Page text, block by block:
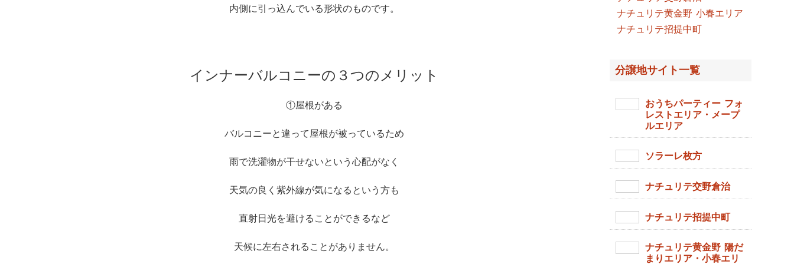
内側に引っ込んでいる形状のものです。
インナーバルコニーの３つのメリット
①屋根がある
バルコニーと違って屋根が被っているため
雨で洗濯物が干せないという心配がなく
天気の良く紫外線が気になるという方も
直射日光を避けることができるなど
天候に左右されることがありません。
ナチュリテ黄金野 小春エリア
ナチュリテ招提中町
分譲地サイト一覧
おうちパーティー フォ
レストエリア・メープ
ルエリア
ソラーレ枚方
ナチュリテ交野倉治
ナチュリテ招提中町
ナチュリテ黄金野 陽だ
まりエリア・小春エリ